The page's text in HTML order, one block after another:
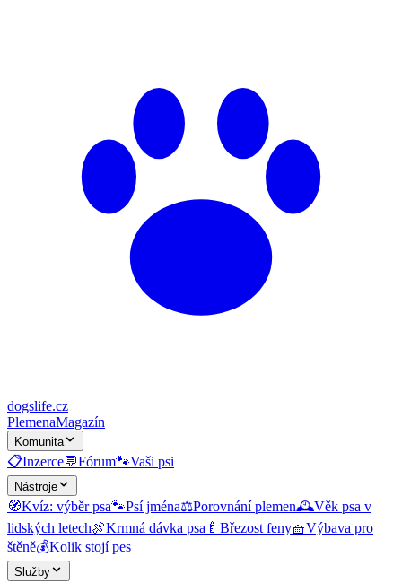
dogslife.cz
PlemenaMagazín
Komunita
📋Inzerce💬Fórum🐾Vaši psi
Nástroje
🧭Kvíz: výběr psa🐾Psí jména⚖️Porovnání plemen🕰️Věk psa v
lidských letech🍖Krmná dávka psa 🍼 Březost feny🧺Výbava pro
štěně💰Kolik stojí pes
Služby